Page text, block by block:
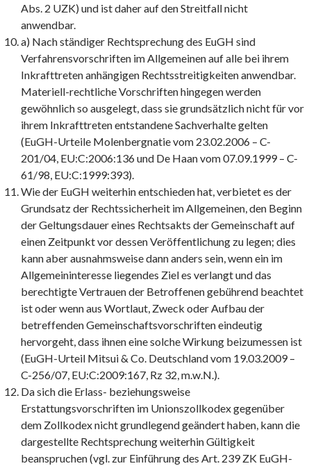
Abs. 2 UZK) und ist daher auf den Streitfall nicht
anwendbar.
a) Nach ständiger Rechtsprechung des EuGH sind
Verfahrensvorschriften im Allgemeinen auf alle bei ihrem
Inkrafttreten anhängigen Rechtsstreitigkeiten anwendbar.
Materiell-rechtliche Vorschriften hingegen werden
gewöhnlich so ausgelegt, dass sie grundsätzlich nicht für vor
ihrem Inkrafttreten entstandene Sachverhalte gelten
(EuGH-Urteile Molenbergnatie vom 23.02.2006 – C-
201/04, EU:C:2006:136 und De Haan vom 07.09.1999 – C-
61/98, EU:C:1999:393).
Wie der EuGH weiterhin entschieden hat, verbietet es der
Grundsatz der Rechtssicherheit im Allgemeinen, den Beginn
der Geltungsdauer eines Rechtsakts der Gemeinschaft auf
einen Zeitpunkt vor dessen Veröffentlichung zu legen; dies
kann aber ausnahmsweise dann anders sein, wenn ein im
Allgemeininteresse liegendes Ziel es verlangt und das
berechtigte Vertrauen der Betroffenen gebührend beachtet
ist oder wenn aus Wortlaut, Zweck oder Aufbau der
betreffenden Gemeinschaftsvorschriften eindeutig
hervorgeht, dass ihnen eine solche Wirkung beizumessen ist
(EuGH-Urteil Mitsui & Co. Deutschland vom 19.03.2009 –
C-256/07, EU:C:2009:167, Rz 32, m.w.N.).
Da sich die Erlass- beziehungsweise
Erstattungsvorschriften im Unionszollkodex gegenüber
dem Zollkodex nicht grundlegend geändert haben, kann die
dargestellte Rechtsprechung weiterhin Gültigkeit
beanspruchen (vgl. zur Einführung des Art. 239 ZK EuGH-